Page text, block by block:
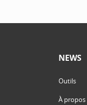
NEWS
Outils
À propos